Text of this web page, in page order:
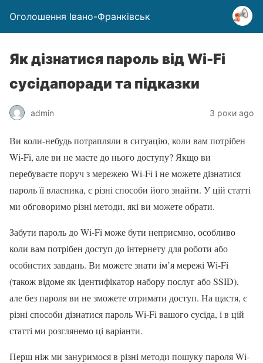
Оголошення Івано-Франківськ
Як дізнатися пароль від Wi-Fi
сусідапоради та підказки
admin 3 роки ago
Ви коли-небудь потрапляли в ситуацію, коли вам потрібен
Wi-Fi, але ви не маєте до нього доступу? Якщо ви
перебуваєте поруч з мережею Wi-Fi і не можете дізнатися
пароль її власника, є різні способи його знайти. У цій статті
ми обговоримо різні методи, які ви можете обрати.
Забути пароль до Wi-Fi може бути неприємно, особливо
коли вам потрібен доступ до інтернету для роботи або
особистих завдань. Ви можете знати ім’я мережі Wi-Fi
(також відоме як ідентифікатор набору послуг або SSID),
але без пароля ви не зможете отримати доступ. На щастя, є
різні способи дізнатися пароль Wi-Fi вашого сусіда, і в цій
статті ми розглянемо ці варіанти.
Перш ніж ми зануримося в різні методи пошуку пароля Wi-